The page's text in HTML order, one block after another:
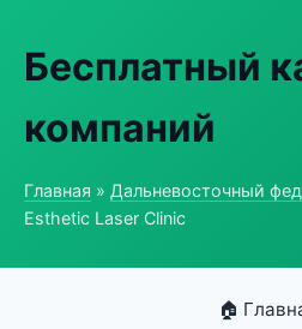
Бесплатный
компаний
Главная » Дальневосточный
Esthetic Laser Clinic
🏠